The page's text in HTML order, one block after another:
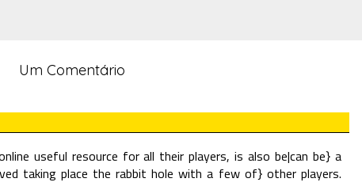
Um Comentário
useful resource for all their players, is also be|can be} a
taking place the rabbit hole with a few of} other players.